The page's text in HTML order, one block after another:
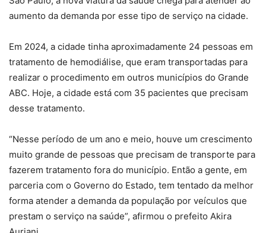
aumento da demanda por esse tipo de serviço na cidade.
Em 2024, a cidade tinha aproximadamente 24 pessoas em
tratamento de hemodiálise, que eram transportadas para
realizar o procedimento em outros municípios do Grande
ABC. Hoje, a cidade está com 35 pacientes que precisam
desse tratamento.
“Nesse período de um ano e meio, houve um crescimento
muito grande de pessoas que precisam de transporte para
fazerem tratamento fora do município. Então a gente, em
parceria com o Governo do Estado, tem tentado da melhor
forma atender a demanda da população por veículos que
prestam o serviço na saúde”, afirmou o prefeito Akira